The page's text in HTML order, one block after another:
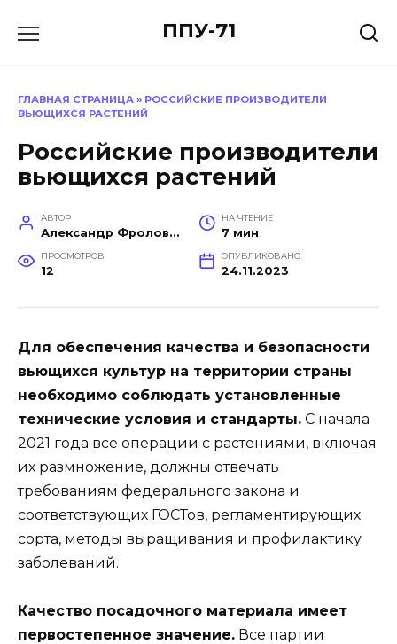
ППУ-71
ГЛАВНАЯ СТРАНИЦА » РОССИЙСКИЕ ПРОИЗВОДИТЕЛИ
ВЬЮЩИХСЯ РАСТЕНИЙ
Российские производители
вьющихся растений
АВТОР
Александр Фролов (Инженер, эксперт в построении производств)
НА ЧТЕНИЕ
7 мин
ПРОСМОТРОВ
12
ОПУБЛИКОВАНО
24.11.2023
Для обеспечения качества и безопасности
вьющихся культур на территории страны
необходимо соблюдать установленные
технические условия и стандарты. С начала
2021 года все операции с растениями, включая
их размножение, должны отвечать
требованиям федерального закона и
соответствующих ГОСТов, регламентирующих
сорта, методы выращивания и профилактику
заболеваний.
Качество посадочного материала имеет
первостепенное значение. Все партии